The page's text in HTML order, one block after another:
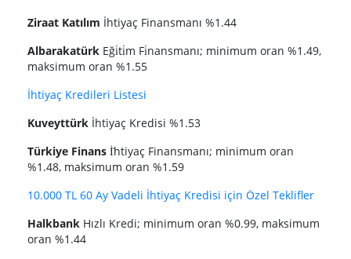
Ziraat Katılım İhtiyaç Finansmanı %1.44
Albarakatürk Eği̇ti̇m Fi̇nansmanı; minimum oran %1.49,
maksimum oran %1.55
İhtiyaç Kredileri Listesi
Kuveyttürk İhtiyaç Kredisi %1.53
Türkiye Finans İ̇htiyaç Finansmanı; minimum oran
%1.48, maksimum oran %1.59
10.000 TL 60 Ay Vadeli İhtiyaç Kredisi için Özel Teklifler
Halkbank Hızlı Kredi; minimum oran %0.99, maksimum
oran %1.44